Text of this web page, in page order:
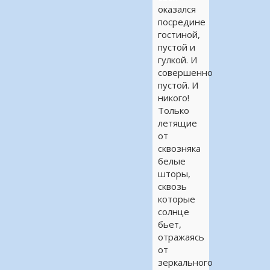
оказался
посредине
гостиной,
пустой и
гулкой. И
совершенно
пустой. И
никого!
Только
летящие
от
сквозняка
белые
шторы,
сквозь
которые
солнце
бьет,
отражаясь
от
зеркального